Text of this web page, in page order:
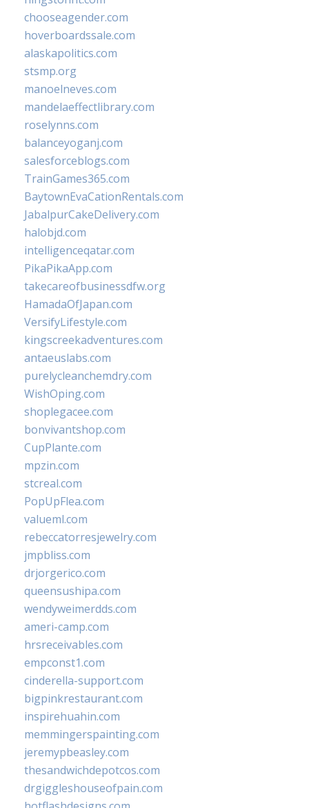
chooseagender.com
hoverboardssale.com
alaskapolitics.com
stsmp.org
manoelneves.com
mandelaeffectlibrary.com
roselynns.com
balanceyoganj.com
salesforceblogs.com
TrainGames365.com
BaytownEvaCationRentals.com
JabalpurCakeDelivery.com
halobjd.com
intelligenceqatar.com
PikaPikaApp.com
takecareofbusinessdfw.org
HamadaOfJapan.com
VersifyLifestyle.com
kingscreekadventures.com
antaeuslabs.com
purelycleanchemdry.com
WishOping.com
shoplegacee.com
bonvivantshop.com
CupPlante.com
mpzin.com
stcreal.com
PopUpFlea.com
valueml.com
rebeccatorresjewelry.com
jmpbliss.com
drjorgerico.com
queensushipa.com
wendyweimerdds.com
ameri-camp.com
hrsreceivables.com
empconst1.com
cinderella-support.com
bigpinkrestaurant.com
inspirehuahin.com
memmingerspainting.com
jeremypbeasley.com
thesandwichdepotcos.com
drgiggleshouseofpain.com